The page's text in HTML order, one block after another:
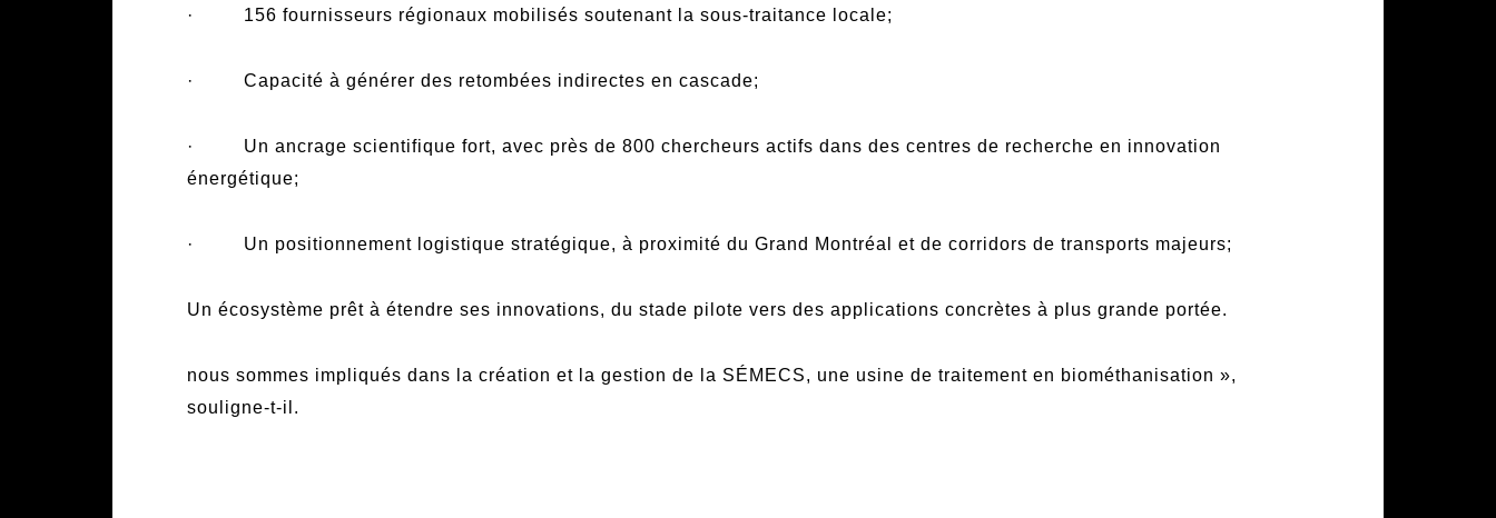
· 156 fournisseurs régionaux mobilisés soutenant la sous-traitance locale;
· Capacité à générer des retombées indirectes en cascade;
· Un ancrage scientifique fort, avec près de 800 chercheurs actifs dans des centres de recherche en innovation
énergétique;
· Un positionnement logistique stratégique, à proximité du Grand Montréal et de corridors de transports majeurs;
Un écosystème prêt à étendre ses innovations, du stade pilote vers des applications concrètes à plus grande portée.
nous sommes impliqués dans la création et la gestion de la SÉMECS, une usine de traitement en biométhanisation »,
souligne-t-il.